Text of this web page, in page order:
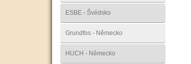
ESBE - Švédsko
Grundfos - Německo
HUCH - Německo